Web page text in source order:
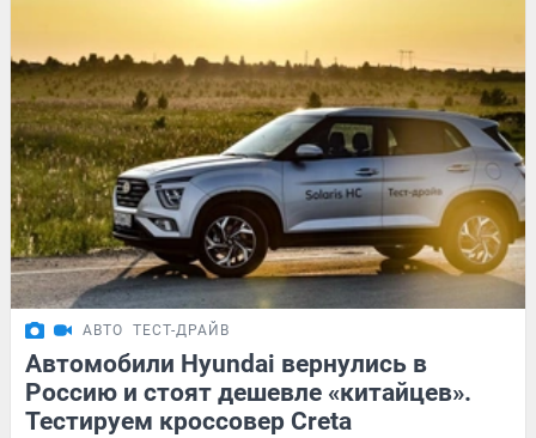
АВТО ТЕСТ-ДРАЙВ
Автомобили Hyundai вернулись в
Россию и стоят дешевле «китайцев».
Тестируем кроссовер Creta